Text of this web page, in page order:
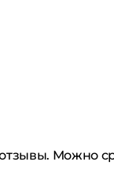
Можно